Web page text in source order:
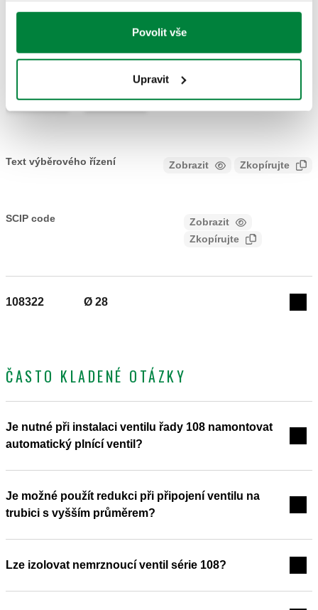
Povolit vše
Upravit
Modely 3D
IGS STP
Text výběrového řízení Zobrazit Zkopírujte
ventil pro tepelná čerpadla. Připojení: G 1" A (ISO 228-1) M.
Maximální pracovní tlak: 10 bar. Rozsah teplot průt. média:
SCIP code
Zobrazit
Zkopírujte
108322 Ø 28
ČASTO KLADENÉ OTÁZKY
Je nutné při instalaci ventilu řady 108 namontovat
automatický plnící ventil?
Je možné použít redukci při připojení ventilu na
trubici s vyšším průměrem?
Lze izolovat nemrznoucí ventil série 108?